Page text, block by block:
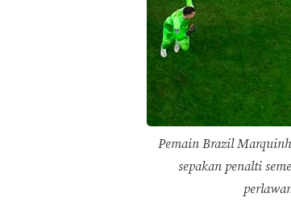
Pemain Brazil
sepakan penalti